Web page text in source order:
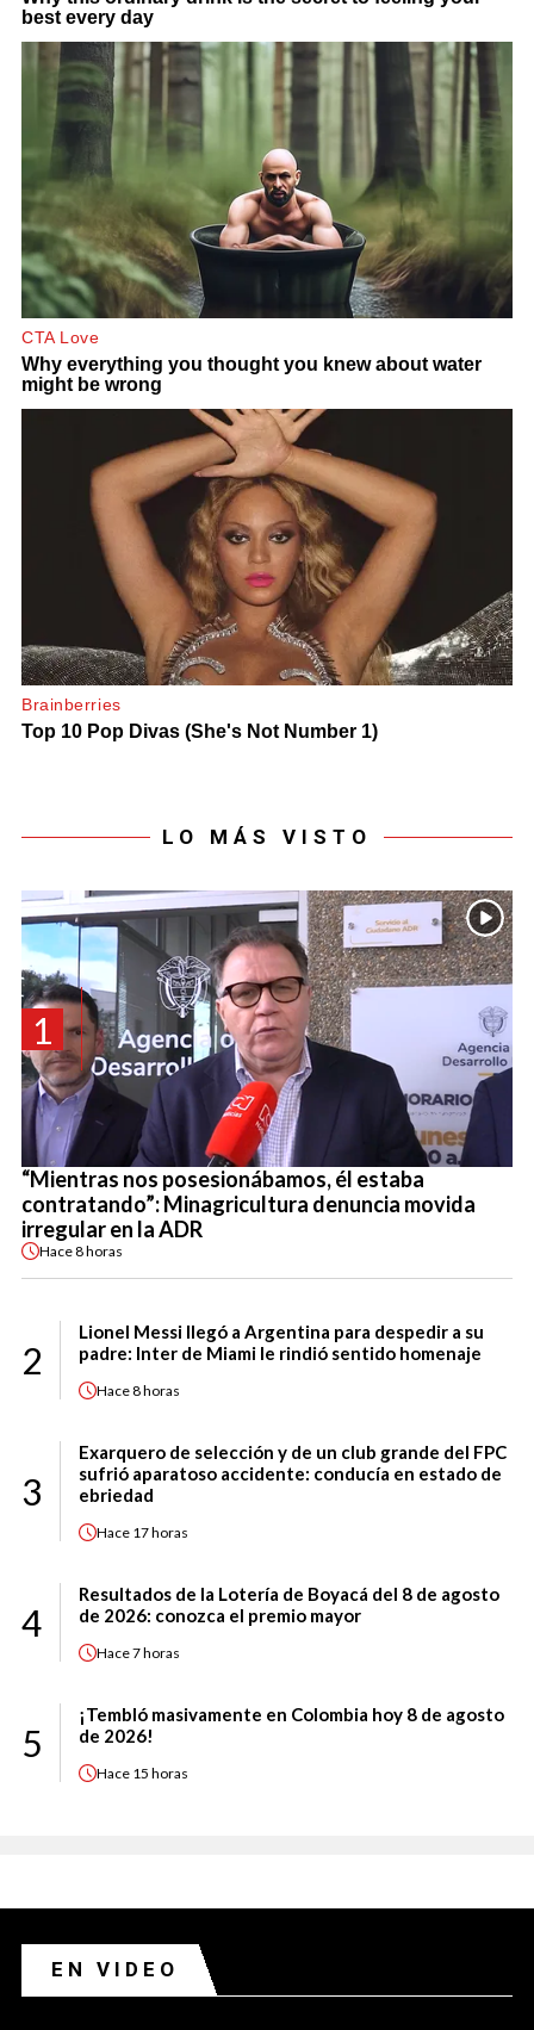
LO MÁS VISTO
1
“Mientras nos posesionábamos, él estaba
contratando”: Minagricultura denuncia movida
irregular en la ADR
Hace8 horas
2
Lionel Messi llegó a Argentina para despedir a su
padre: Inter de Miami le rindió sentido homenaje
Hace8 horas
3
Exarquero de selección y de un club grande del FPC
sufrió aparatoso accidente: conducía en estado de
ebriedad
Hace 17 horas
4
Resultados de la Lotería de Boyacá del 8 de agosto
de 2026: conozca el premio mayor
Hace7 horas
5
¡Tembló masivamente en Colombia hoy 8 de agosto
de 2026!
Hace 15 horas
EN VIDEO